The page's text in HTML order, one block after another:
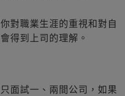
對職業生涯的重視和對自
得到上司的理解。
面試一、兩間公司，如果